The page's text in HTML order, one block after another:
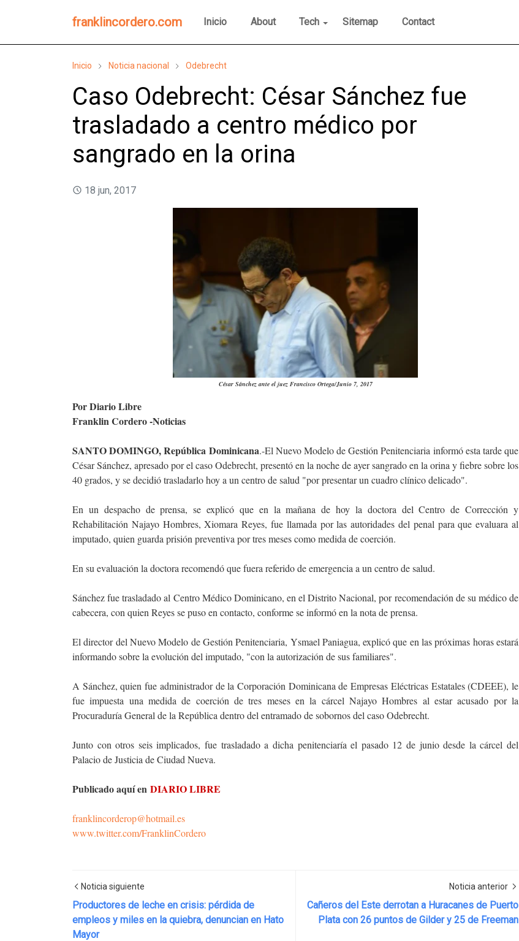
franklincordero.com Inicio About Tech Sitemap Contact
Inicio Noticia nacional Odebrecht
Caso Odebrecht: César Sánchez fue
trasladado a centro médico por
sangrado en la orina
18 jun, 2017
César Sánchez ante el juez Francisco Ortega/Junio 7, 2017
Por Diario Libre
Franklin Cordero -Noticias
SANTO DOMINGO, República Dominicana.-El Nuevo Modelo de Gestión Penitenciaria informó esta tarde que
César Sánchez, apresado por el caso Odebrecht, presentó en la noche de ayer sangrado en la orina y fiebre sobre los
40 grados, y se decidió trasladarlo hoy a un centro de salud "por presentar un cuadro clínico delicado".
En un despacho de prensa, se explicó que en la mañana de hoy la doctora del Centro de Corrección y
Rehabilitación Najayo Hombres, Xiomara Reyes, fue llamada por las autoridades del penal para que evaluara al
imputado, quien guarda prisión preventiva por tres meses como medida de coerción.
En su evaluación la doctora recomendó que fuera referido de emergencia a un centro de salud.
Sánchez fue trasladado al Centro Médico Dominicano, en el Distrito Nacional, por recomendación de su médico de
cabecera, con quien Reyes se puso en contacto, conforme se informó en la nota de prensa.
El director del Nuevo Modelo de Gestión Penitenciaria, Ysmael Paniagua, explicó que en las próximas horas estará
informando sobre la evolución del imputado, "con la autorización de sus familiares".
A Sánchez, quien fue administrador de la Corporación Dominicana de Empresas Eléctricas Estatales (CDEEE), le
fue impuesta una medida de coerción de tres meses en la cárcel Najayo Hombres al estar acusado por la
Procuraduría General de la República dentro del entramado de sobornos del caso Odebrecht.
Junto con otros seis implicados, fue trasladado a dicha penitenciaría el pasado 12 de junio desde la cárcel del
Palacio de Justicia de Ciudad Nueva.
Publicado aquí en DIARIO LIBRE
franklincorderop@hotmail.es
www.twitter.com/FranklinCordero
Noticia siguiente
Productores de leche en crisis: pérdida de
empleos y miles en la quiebra, denuncian en Hato
Mayor
Noticia anterior
Cañeros del Este derrotan a Huracanes de Puerto
Plata con 26 puntos de Gilder y 25 de Freeman